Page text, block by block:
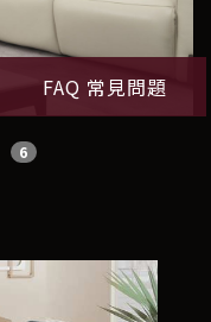
FAQ 常見問題
6